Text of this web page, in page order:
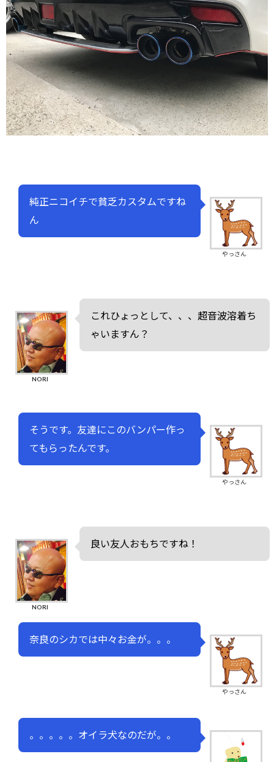
純正ニコイチで貧乏カスタムですね
ん
やっさん
これひょっとして、、、超音波溶着ち
ゃいますん？
NORI
そうです。友達にこのバンパー作っ
てもらったんです。
やっさん
良い友人おもちですね！
NORI
奈良のシカでは中々お金が。。。
やっさん
。。。。。オイラ犬なのだが。。